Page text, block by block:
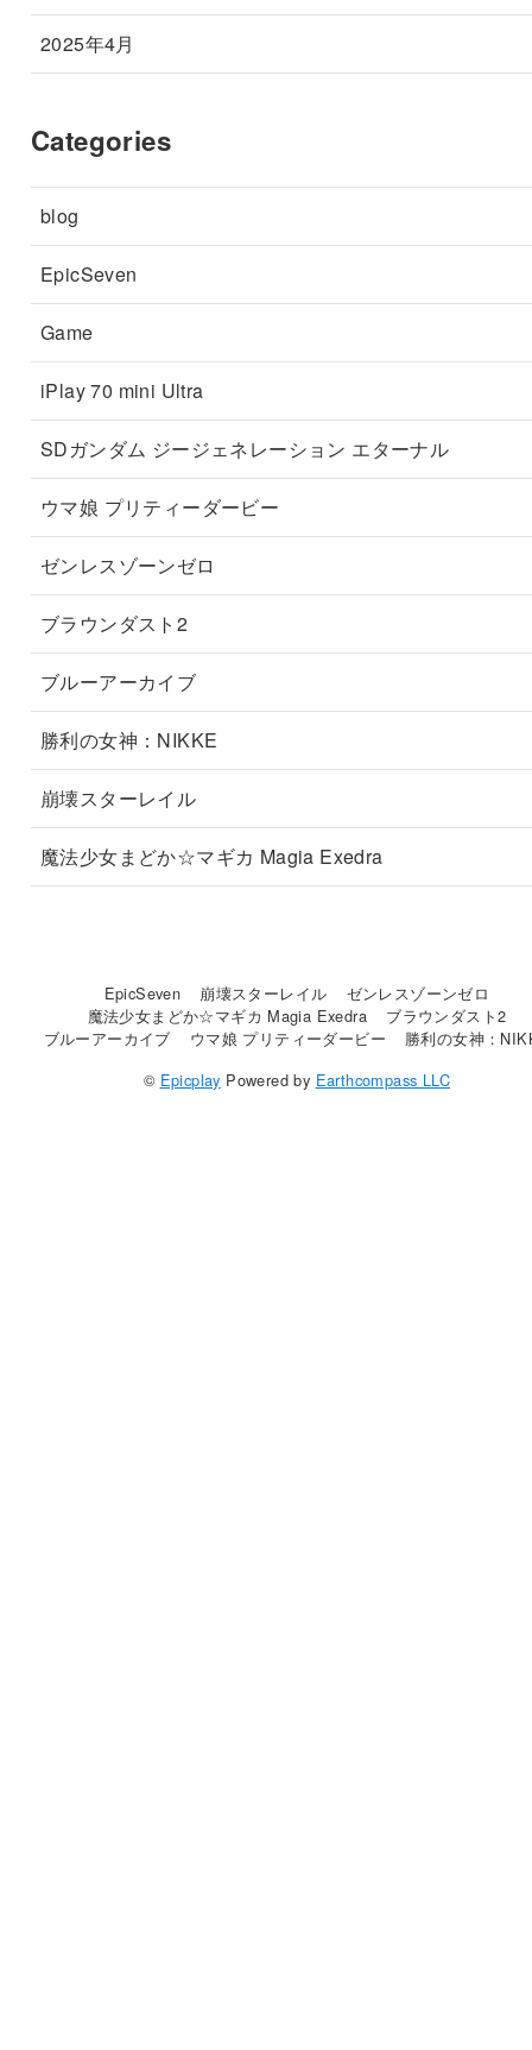
2025年4月
Categories
blog
EpicSeven
Game
iPlay 70 mini Ultra
SDガンダム ジージェネレーション エターナル
ウマ娘 プリティーダービー
ゼンレスゾーンゼロ
ブラウンダスト2
ブルーアーカイブ
勝利の女神：NIKKE
崩壊スターレイル
魔法少女まどか☆マギカ Magia Exedra
EpicSeven 崩壊スターレイル
ゼンレスゾーンゼロ
魔法少女まどか☆マギカ Magia Exedra
ブラウンダスト2
ブルーアーカイブ
ウマ娘 プリティーダービー
勝利の女神：
© Epicplay Powered by Earthcompass LLC